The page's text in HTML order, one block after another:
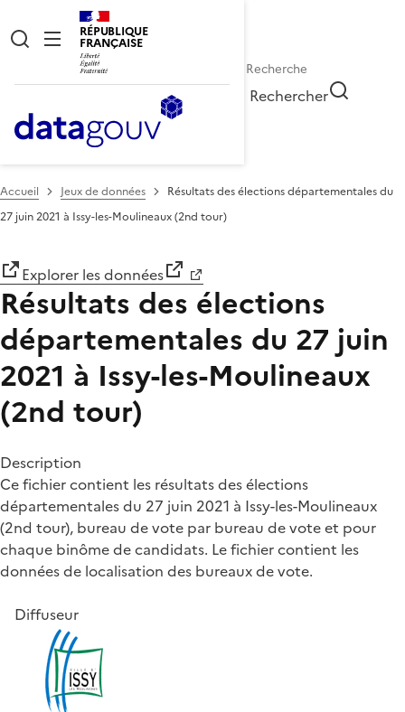
RÉPUBLIQUE
FRANÇAISE
Rechercher
Accueil Jeux de données
Résultats des élections départementales du
27 juin 2021 à Issy-les-Moulineaux (2nd tour)
Explorer les données
Résultats des élections
départementales du 27 juin
2021 à Issy-les-Moulineaux
(2nd tour)
Description
Ce fichier contient les résultats des élections
départementales du 27 juin 2021 à Issy-les-Moulineaux
(2nd tour), bureau de vote par bureau de vote et pour
chaque binôme de candidats. Le fichier contient les
données de localisation des bureaux de vote.
Diffuseur